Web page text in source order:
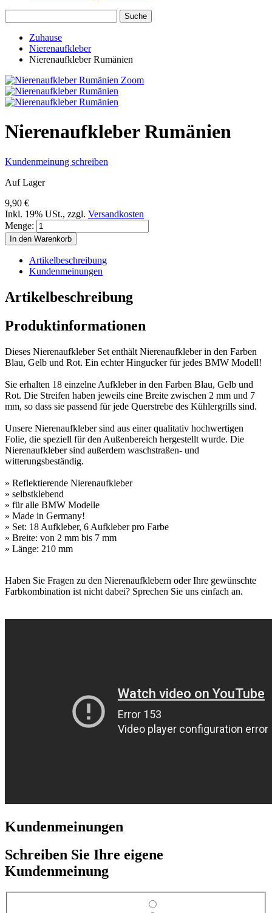
Suche
Zuhause
Nierenaufkleber
Nierenaufkleber Rumänien
Zoom
Nierenaufkleber Rumänien
Kundenmeinung schreiben
Auf Lager
9,90 €
Inkl. 19% USt., zzgl. Versandkosten
Menge:
In den Warenkorb
Artikelbeschreibung
Kundenmeinungen
Artikelbeschreibung
Produktinformationen
Dieses Nierenaufkleber Set enthält Nierenaufkleber in den Farben
Blau, Gelb und Rot. Ein echter Hingucker für jedes BMW Modell!
Sie erhalten 18 einzelne Aufkleber in den Farben Blau, Gelb und
Rot. Die Streifen haben jeweils eine Breite zwischen 2 mm und 7
mm, so dass sie passend für jede Querstrebe des Kühlergrills sind.
Unsere Nierenaufkleber sind aus einer qualitativ hochwertigen
Folie, die speziell für den Außenbereich hergestellt wurde. Die
Nierenaufkleber sind außerdem waschstraßen- und
witterungsbeständig.
» Reflektierende Nierenaufkleber
» selbstklebend
» für alle BMW Modelle
» Made in Germany!
» Set: 18 Aufkleber, 6 Aufkleber pro Farbe
» Breite: von 2 mm bis 7 mm
» Länge: 210 mm
Haben Sie Fragen zu den Nierenaufklebern oder Ihre gewünschte
Farbkombination ist nicht dabei? Sprechen Sie uns einfach an.
Kundenmeinungen
Schreiben Sie Ihre eigene
Kundenmeinung